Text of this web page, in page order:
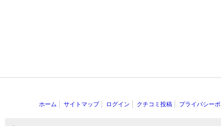
ホーム サイトマップ ログイン クチコミ投稿 プライバシー